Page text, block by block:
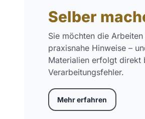
Selber
Sie möchten die
praxisnahe Hinweise –
Materialien erfolgt direkt
Verarbeitungsfehler.
Mehr erfahren